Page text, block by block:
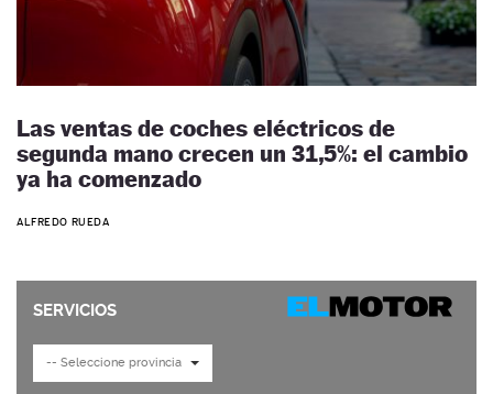
Las ventas de coches eléctricos de
segunda mano crecen un 31,5%: el cambio
ya ha comenzado
ALFREDO RUEDA